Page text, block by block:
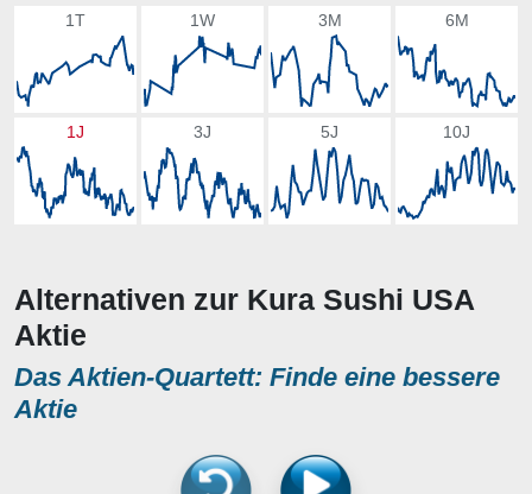
1T 1W 3M 6M
1J 3J 5J 10J
Alternativen zur Kura Sushi USA
Aktie
Das Aktien-Quartett: Finde eine bessere
Aktie